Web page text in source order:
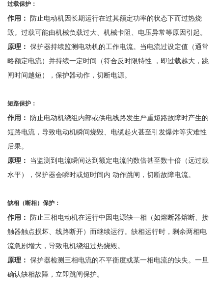
过载保护：
作用：
防止电动机因长期运行在过其额定功率的状态下而过热烧
毁。过载可能由机械负载过大、机械卡阻、电压异常等原因引起。
原理： 保护器持续监测电动机的工作电流。当电流过设定值（通常
略额定电流）并持续一定时间（符合反时限特性
，即过载越大，跳
闸时间越短），保护器动作，切断电源。
短路保护：
作用：
防止电动机绕组内部或供电线路发生严重短路故障时产生的
短路电流，导致电动机瞬间烧毁、电缆起火甚至引发爆炸等灾难性
后果。
原理：
当监测到电流瞬间达到额定电流的数倍甚至数十倍（远过载
水平），保护器会瞬时或短时间内 动作跳闸，切断故障电流。
缺相（断相）保护：
作用：
防止三相电动机在运行中因电源缺一相（如熔断器熔断、接
触器触点损坏、线路断开）而继续运行。缺相运行时，剩余两相电
流急剧增大，导致电机绕组过热烧毁。
原理： 保护器检测三相电流的不平衡度或某一相电流的缺失。一旦
确认缺相故障，立即跳闸保护。